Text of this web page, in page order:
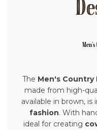
The Men's Country
made from high-
available in brown,
fashion. With
ideal for creating